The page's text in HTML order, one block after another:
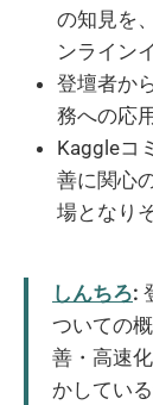
の知見を
ンライン
登壇者か
務への応
Kaggleコ
善に関心
場となり
しんちろ:
ついての
善・高速
かしてい